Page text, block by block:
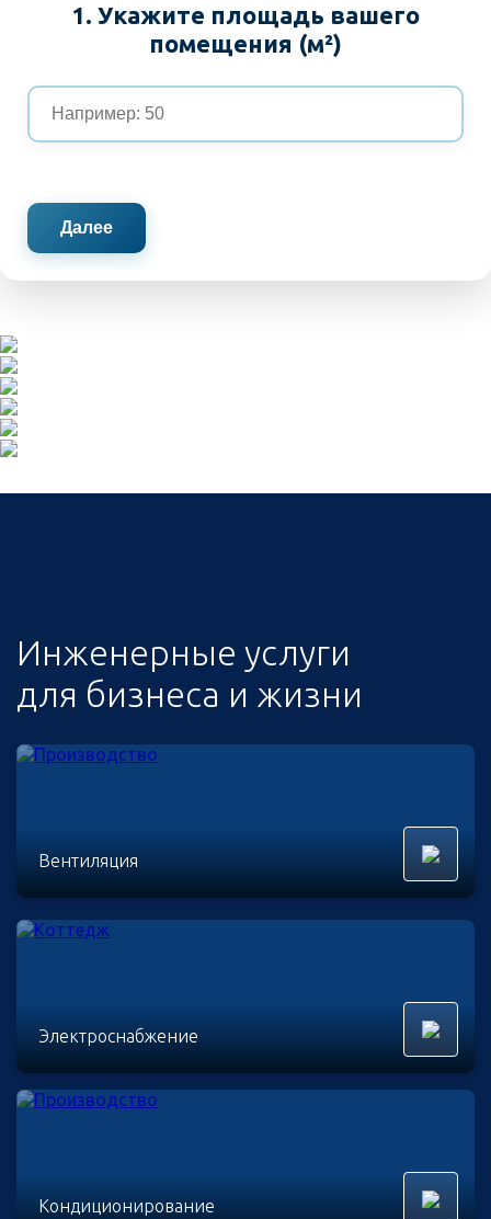
1. Укажите площадь вашего
помещения (м²)
Далее
Инженерные услуги
для бизнеса и жизни
Вентиляция
Электроснабжение
Кондиционирование